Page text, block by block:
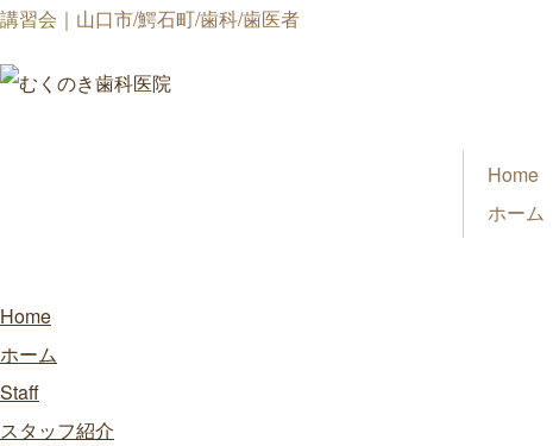
講習会｜山口市/鰐石町/歯科/歯医者
Home
ホーム
Home
ホーム
Staff
スタッフ紹介